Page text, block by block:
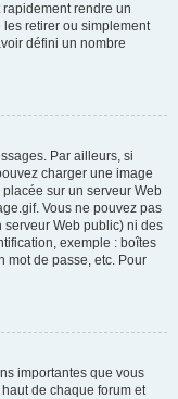
rendre un
retirer ou simplement
défini un nombre
Par ailleurs, si
charger une image
sur un serveur Web
Vous ne pouvez pas
serveur Web public) ni des
exemple : boîtes
mot de passe, etc. Pour
importantes que vous
de chaque forum et